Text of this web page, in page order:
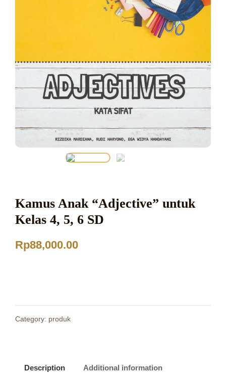
Kamus Anak “Adjective” untuk
Kelas 4, 5, 6 SD
Rp88,000.00
Category: produk
Description Additional information